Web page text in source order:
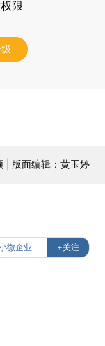
限
| 版面编辑：黄玉婷
微企业 +关注